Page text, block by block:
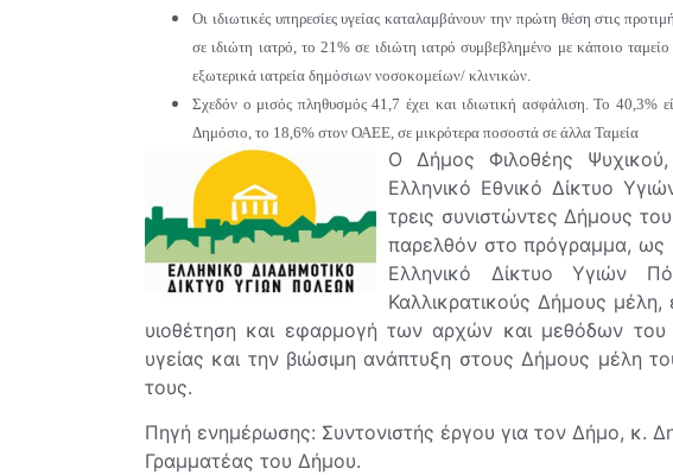
Οι ιδιωτικές υπηρεσίες υγείας καταλαμβάνουν την πρώτη θέση στις
σε ιδιώτη ιατρό, το 21% σε ιδιώτη ιατρό συμβεβλημένο με κάποιο
εξωτερικά ιατρεία δημόσιων νοσοκομείων/ κλινικών.
Σχεδόν ο μισός πληθυσμός 41,7 έχει και ιδιωτική ασφάλιση. Το 40,3%
Δημόσιο, το 18,6% στον ΟΑΕΕ, σε μικρότερα ποσοστά σε άλλα Ταμεία
Ο Δήμος Φιλοθέης
Ελληνικό Εθνικό Δίκτυο
τρεις συνιστώντες Δήμους
παρελθόν στο πρόγραμμα, ως
Ελληνικό Δίκτυο Υγιών
Καλλικρατικούς Δήμους μέλη,
υιοθέτηση και εφαρμογή των αρχών και μεθόδων
υγείας και την βιώσιμη ανάπτυξη στους Δήμους μέλη
τους.
Πηγή ενημέρωσης: Συντονιστής έργου για τον Δήμο, κ.
Γραμματέας του Δήμου.